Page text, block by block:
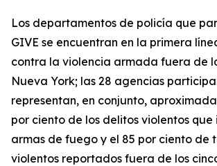
Los departamentos de policía que
GIVE se encuentran en la primera
contra la violencia armada fuera de
Nueva York; las 28 agencias
representan, en conjunto,
por ciento de los delitos violentos que
armas de fuego y el 85 por ciento de
violentos reportados fuera de los